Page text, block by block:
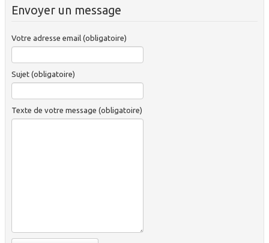
Envoyer un message
Votre adresse email (obligatoire)
Sujet (obligatoire)
Texte de votre message (obligatoire)